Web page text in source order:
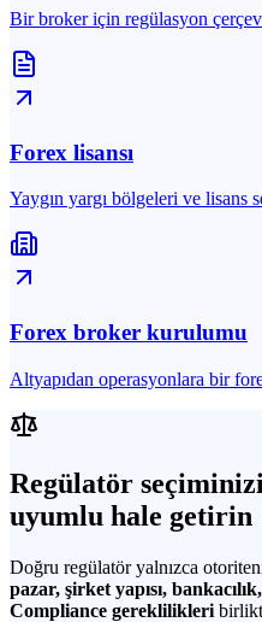
Bir broker için regülasyon
Forex lisansı
Yaygın yargı bölgeleri ve lisans
Forex broker kurulumu
Altyapıdan operasyonlara bir
Regülatör
uyumlu hale getirin
Doğru regülatör yalnızca
pazar, şirket yapısı,
Compliance gereklilikleri